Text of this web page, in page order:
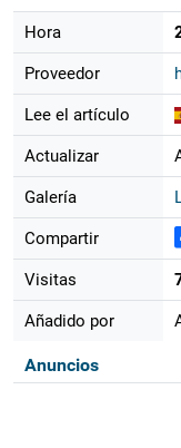
Hora
Proveedor
Lee el artículo
Actualizar
Galería
Compartir
Visitas
Añadido por
Anuncios